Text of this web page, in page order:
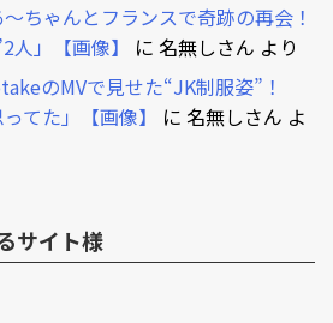
ちゃんとフランスで奇跡の再会！
人」【画像】
に 名無しさん より
のMVで見せた“JK制服姿”！
てた」【画像】
に 名無しさん よ
サイト様